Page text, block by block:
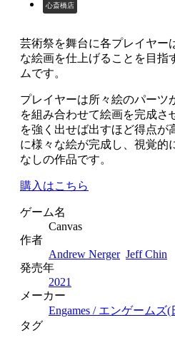
心斎橋店
芸術祭を舞台に各プレイヤー
な絵画を仕上げることを目指
ムです。
プレイヤーは所々絵のパーツ
を組み合わせて絵画を完成さ
を強く出せば出すほど得点が
に様々な絵が完成し、視覚的
なしの作品です。
購入はこちら
ゲーム名
Canvas
作者
Andrew Nerger Jeff Chin
発売年
2021
メーカー
Engames / エンゲームズ(
タグ